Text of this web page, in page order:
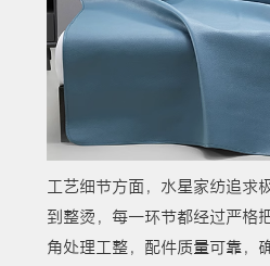
工艺细节方面，水星家纺追求
到整烫，每一环节都经过严格
角处理工整，配件质量可靠，